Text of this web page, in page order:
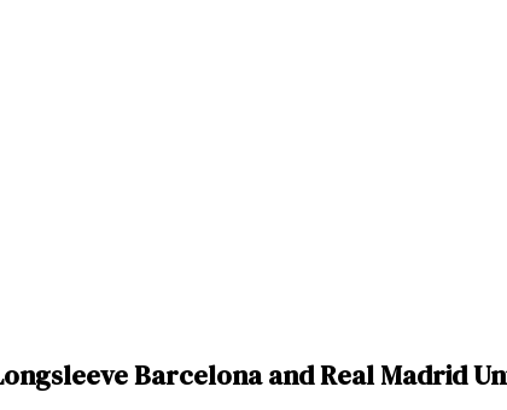
Barcelona and Real Madrid